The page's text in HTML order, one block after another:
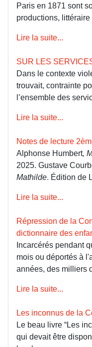
Paris en 1871 sont
productions,
Lire la suite...
SUR LES
Dans le contexte
trouvait, contrainte
l’ensemble des
Lire la suite...
Notes de lecture
Alphonse Humbert,
2025. Gustave
Mathilde. Édition de
Lire la suite...
Répression de la
dictionnaire des
Incarcérés pendant
mois ou déportés à
années, des milliers
Lire la suite...
Les inconnus de la
Le beau livre “Les
qui devait être